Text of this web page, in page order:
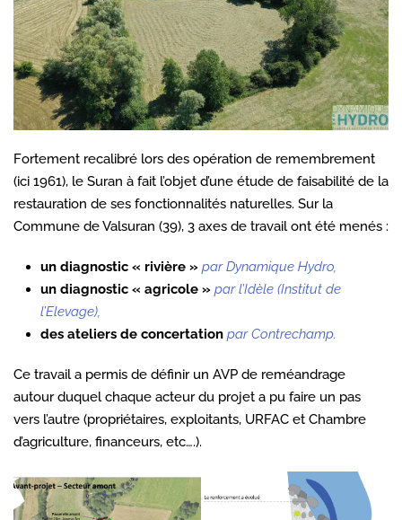
Fortement recalibré lors des opération de remembrement
(ici 1961), le Suran à fait l’objet d’une étude de faisabilité de la
restauration de ses fonctionnalités naturelles. Sur la
Commune de Valsuran (39), 3 axes de travail ont été menés :
un diagnostic « rivière » par Dynamique Hydro,
un diagnostic « agricole » par l’Idèle (Institut de
l’Elevage),
des ateliers de concertation par Contrechamp.
Ce travail a permis de définir un AVP de reméandrage
autour duquel chaque acteur du projet a pu faire un pas
vers l’autre (propriétaires, exploitants, URFAC et Chambre
d’agriculture, financeurs, etc….).